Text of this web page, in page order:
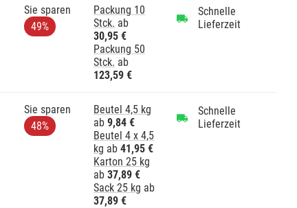
Sie sparen
49%
Packung 10
Stck. ab
30,95 €
Packung 50
Stck. ab
123,59 €
Schnelle
Lieferzeit
Sie sparen
48%
Beutel 4,5 kg
ab 9,84 €
Beutel 4 x 4,5
kg ab 41,95 €
Karton 25 kg
ab 37,89 €
Sack 25 kg ab
37,89 €
Schnelle
Lieferzeit